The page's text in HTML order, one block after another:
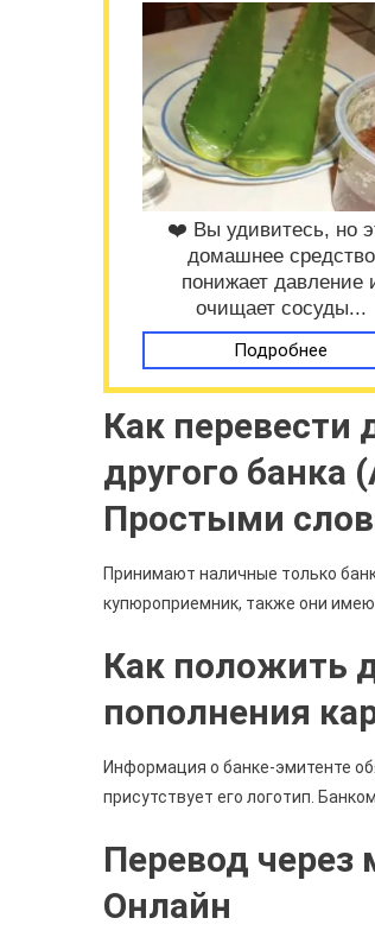
❤️ Вы удивитесь, но
домашнее средство
понижает давление
очищает сосуды...
Подробнее
Как перевести
другого банка
Простыми
Принимают наличные только
купюроприемник, также они
Как положить
пополнения
Информация о банке-эмитенте
присутствует его логотип.
Перевод
Онлайн